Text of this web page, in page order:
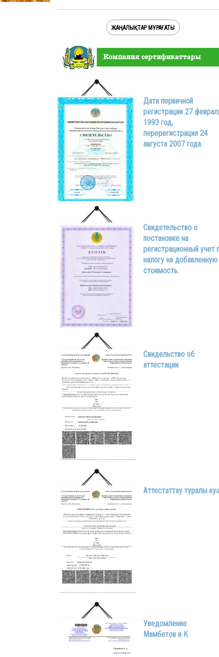
ЖАҢАЛЫҚТАР МҰРАҒАТЫ
Компания сертификаттары
Дата первичной
регистрации 27
1993 год,
перерегистрация 24
августа 2007 года.
Свидетельство о
постановке на
регистрационный учет
налогу на добавленную
стоимость.
Свидельство об
аттестации
Аттестаттау туралы
Уведомление
Мамбетов и К